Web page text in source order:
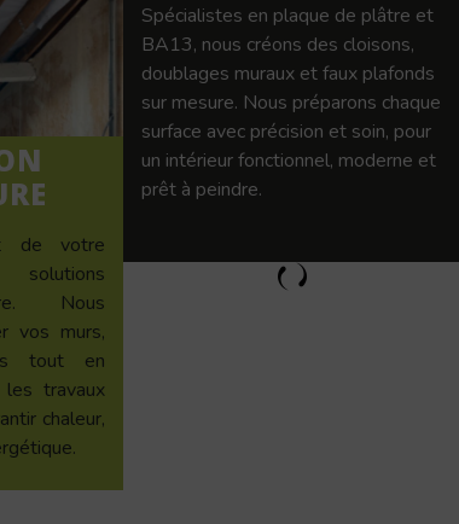
de votre
Nous
vos murs,
tout en
les travaux
chaleur,
Spécialistes en plaque de plâtre et
BA13, nous créons des cloisons,
doublages muraux et faux plafonds
sur mesure. Nous préparons chaque
surface avec précision et soin, pour
un intérieur fonctionnel, moderne et
prêt à peindre.